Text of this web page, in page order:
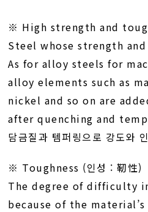
※ High strength and
Steel whose strength
As for alloy steels for
alloy elements such as
nickel and so on are
after quenching and
담금질과 템퍼링으로 강도와
※ Toughness (인성 : 靭性)
The degree of difficulty
because of the